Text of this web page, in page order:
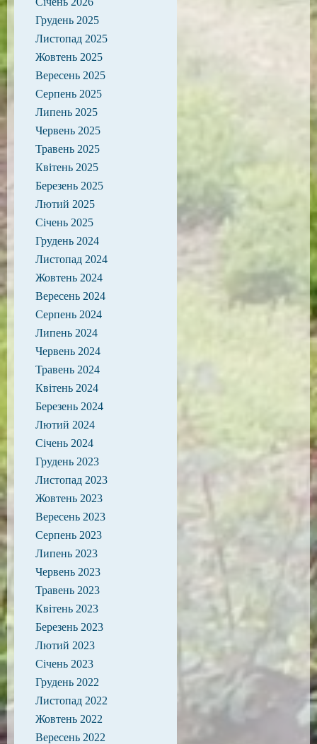
Грудень 2025
Листопад 2025
Жовтень 2025
Вересень 2025
Серпень 2025
Липень 2025
Червень 2025
Травень 2025
Квітень 2025
Березень 2025
Лютий 2025
Січень 2025
Грудень 2024
Листопад 2024
Жовтень 2024
Вересень 2024
Серпень 2024
Липень 2024
Червень 2024
Травень 2024
Квітень 2024
Березень 2024
Лютий 2024
Січень 2024
Грудень 2023
Листопад 2023
Жовтень 2023
Вересень 2023
Серпень 2023
Липень 2023
Червень 2023
Травень 2023
Квітень 2023
Березень 2023
Лютий 2023
Січень 2023
Грудень 2022
Листопад 2022
Жовтень 2022
Вересень 2022